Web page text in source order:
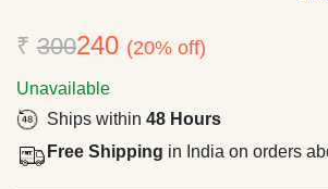
₹ 300240 (20% off)
Unavailable
Ships within 48 Hours
Free Shipping in India on orders